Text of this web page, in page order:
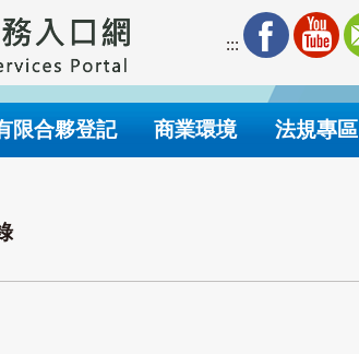
:::
限合夥登記 商業環境 法規專區